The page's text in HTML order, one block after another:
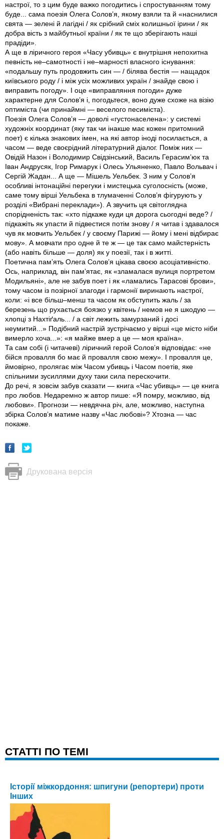
настрої, то з цим буде важко погодитись і спростуванням тому
буде... сама поезія Олега Солов’я, якому взяли та й «наснилися
свята — зелені й лагідні / як срібний сміх колишньої ірини / як
добра вість з майбутньої країни / як те що зберігають наші
прадіди».
А ще в ліричного героя «Часу убивць»­ є внутрішня непохитна
певність не–самотності і не–марності власного існування:
«подальшу путь продовжить син — / білява бестія — нащадок
київського роду / і між усіх можливих україн / знайде свою і
виправить погоду». І оце «виправляння погоди» дуже
характерне для Солов’я і, погодьтеся, воно дуже схоже на візію
оптиміста (чи принаймні — веселого песиміста).
Поезія Олега Солов’я — доволі «густонаселена»: у системі
художніх координат (яку так чи інакше має кожен притомний
поет) є кілька знакових імен, на які автор іноді посилається, а
часом — веде своєрідний літературний діалог. Поміж них —
Овідій Назон і Володимир Свідзінський, Василь Герасим’юк та
Іван Андрусяк, Ігор Римарук і Олесь Ульяненко, Павло Вольвач і
Сергій Жадан... А ще — Мішель Уельбек. З ним у Солов’я
особливі інтонаційні перегуки і мистецька суголосність (може,
саме тому вірші Уельбека в тлумаченні Солов’я фігурують у
розділі «Вибрані переклади»). А звучить ця світоглядна
спорідненість так: «хто підкаже куди ця дорога сьогодні веде? /
підкажіть як упасти й підвестися потім знову / я читав і здавалося
чув як мовчить Уельбек / у своєму Парижі — йому і мені відбирає
мову». А мовчати про одне й те ж — це так само майстерність
(або навіть більше — доля) як у поезії, так і в житті.
Поетична пам’ять Олега Солов’я цікава своєю асоціативністю.
Ось, наприклад, він пам’ятає, як «зламалася вулиця портретом
Модильяні», але не забув поет і як «ламались Тарасові брови»,
тому часом із позірної злагоди і гармонії виринають настрої,
коли: «і все більш–менш та часом як обступить жаль / за
березень що рухається боязко у квітень / немов не я шкодую —
хлопці з Нахтіґаль... / а світ лежить замурзаний і досі
неумитий...» Подібний настрій зустрічаємо у вірші «це місто ніби
вимерло хоча...»: «я майже вмер а це — моя країна».
Та сам собі (і читачеві) ліричний герой Солов’я відповідає: «не
бійся провалля бо має й провалля свою межу». І провалля це,
ймовірно, пролягає між Часом убивць і Часом поетів, яке
спільними зусиллями духу таки сила перескочити.
До речі, я зовсім забув сказати — книга «Час убивць» — це книга
про любов. Недаремно ж автор пише: «Я помру, можливо, від
любови». Прогнози — невдячна річ, але, можливо, наступна
збірка Солов’я матиме назву «Час любові»? Хтозна — час
покаже.
Друкована версія
CТАТТІ ПО ТЕМІ
Історії міжкордоння: шпигуни (репортери) проти
Інших